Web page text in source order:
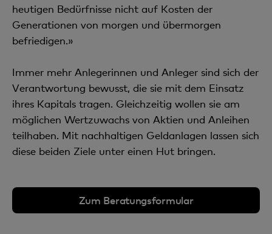
heutigen Bedürfnisse nicht auf Kosten der
Generationen von morgen und übermorgen
befriedigen.»
Immer mehr Anlegerinnen und Anleger sind sich der
Verantwortung bewusst, die sie mit dem Einsatz
ihres Kapitals tragen. Gleichzeitig wollen sie am
möglichen Wertzuwachs von Aktien und Anleihen
teilhaben. Mit nachhaltigen Geldanlagen lassen sich
diese beiden Ziele unter einen Hut bringen.
Zum Beratungsformular